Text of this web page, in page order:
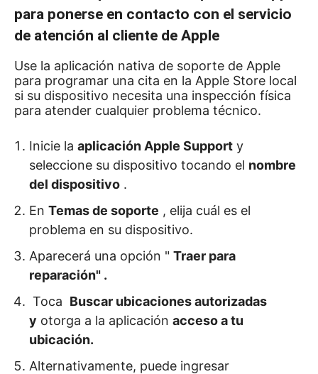
para ponerse en contacto con el servicio
de atención al cliente de Apple
Use la aplicación nativa de soporte de Apple
para programar una cita en la Apple Store local
si su dispositivo necesita una inspección física
para atender cualquier problema técnico.
Inicie la aplicación Apple Support y
seleccione su dispositivo tocando el nombre
del dispositivo .
En Temas de soporte , elija cuál es el
problema en su dispositivo.
Aparecerá una opción " Traer para
reparación" .
Toca Buscar ubicaciones autorizadas
y otorga a la aplicación acceso a tu
ubicación.
Alternativamente, puede ingresar